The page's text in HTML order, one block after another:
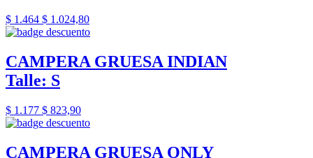
$ 1.464 $ 1.024,80
CAMPERA GRUESA INDIAN
Talle: S
$ 1.177 $ 823,90
CAMPERA GRUESA ONLY